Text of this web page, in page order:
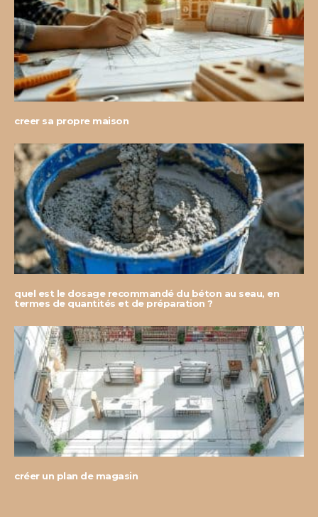
creer sa propre maison
quel est le dosage recommandé du béton au seau, en
termes de quantités et de préparation ?
créer un plan de magasin